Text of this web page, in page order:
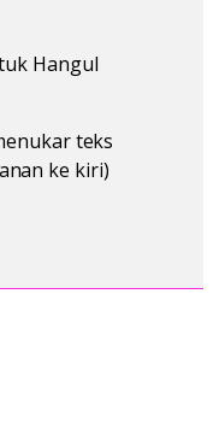
Hangul
teks
ke kiri)